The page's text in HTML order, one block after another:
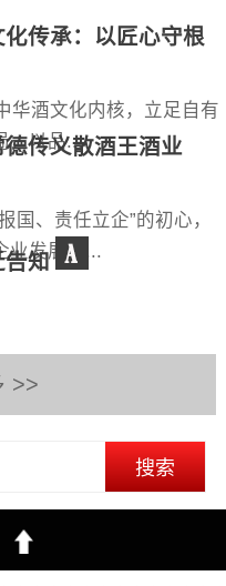
传承：以匠心守根
华酒文化内核，立足自有
，以品...
传义散酒王酒业
国、责任立企”的初心，
业发展血...
告知
>>